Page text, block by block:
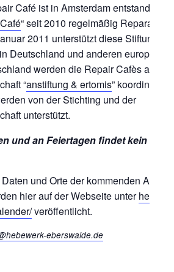
Café ist in Amsterdam entstanden,
“ seit 2010 regelmäßig
2011 unterstützt diese Stiftung
Deutschland und anderen
werden die Repair Cafès auch
“anstiftung & ertomis” koordiniert.
von der Stichting und der
unterstützt.
und an Feiertagen findet kein
und Orte der kommenden
hier auf der Webseite unter
veröffentlicht.
eberswalde.de